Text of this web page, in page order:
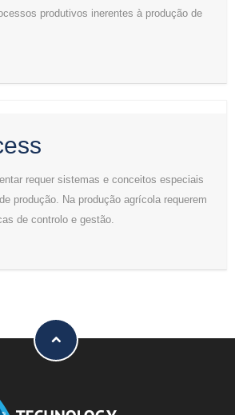
produtivos inerentes à produção de
requer sistemas e conceitos especiais
produção. Na produção agrícola requerem
de controlo e gestão.